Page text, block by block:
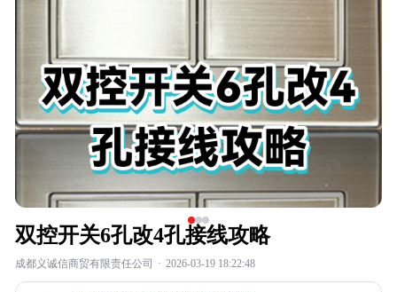
双控开关6孔改4孔接线攻略
成都义诚信商贸有限责任公司 · 2026-03-19 18:22:48